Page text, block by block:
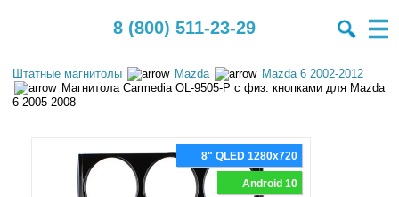
8 (800) 511-23-29
Штатные магнитолы Mazda
Mazda 6 2002-2012
Магнитола Carmedia OL-9505-P с физ. кнопками для Mazda
6 2005-2008
8" QLED 1280x720
Android 10